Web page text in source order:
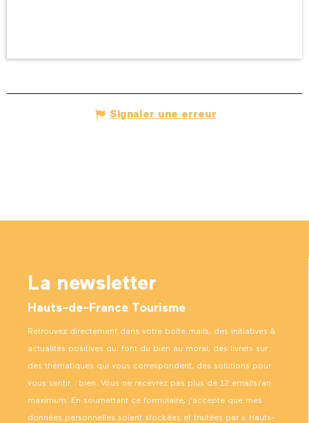
Signaler une erreur
La newsletter
Hauts-de-France Tourisme
Retrouvez directement dans votre boîte mails, des initiatives &
actualités positives qui font du bien au moral, des livrets sur
des thématiques qui vous correspondent, des solutions pour
vous sentir… bien. Vous ne recevrez pas plus de 12 emails/an
maximum. En soumettant ce formulaire, j’accepte que mes
données personnelles soient stockées et traitées par « Hauts-